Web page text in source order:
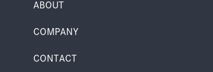
ABOUT
COMPANY
CONTACT